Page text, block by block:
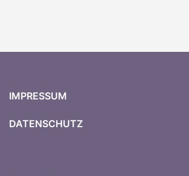
IMPRESSUM
DATENSCHUTZ